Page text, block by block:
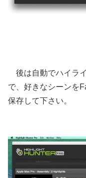
後は自動でハイラ
で、好きなシーンを
保存して下さい。